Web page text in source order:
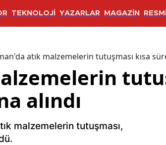
TEKNOLOJİ YAZARLAR MAGAZİN
atık malzemelerin tutuşması kısa
alındı
malzemelerin tutuşması,